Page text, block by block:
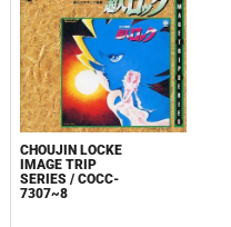
CHOUJIN LOCKE
IMAGE TRIP
SERIES / COCC-
7307~8